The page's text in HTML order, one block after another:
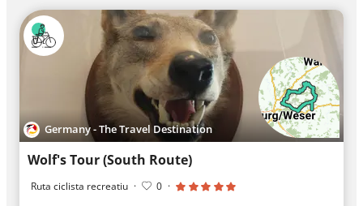
Germany - The Travel Destination
Wolf's Tour (South Route)
Ruta ciclista recreatiu · 0 ·